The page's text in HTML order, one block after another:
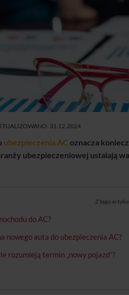
31.12.2024
ubezpieczenia AC oznacza
ubezpieczeniowej ustalają
Z tego
do AC?
nowego auta do ubezpieczenia AC?
rozumieją termin „nowy pojazd”?